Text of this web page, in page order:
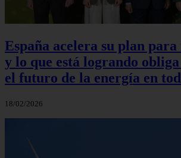
España acelera su plan
y lo que está logrando
el futuro de la energía en
18/02/2026